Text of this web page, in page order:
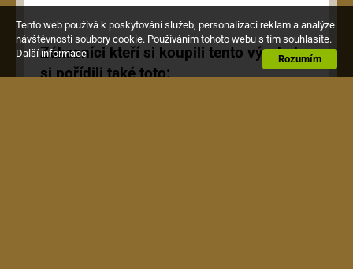
Zákazníci kteří si koupili tento výrobek,
si pořídili také toto:
Tento web používá k poskytování služeb, personalizaci reklam a analýze
návštěvnosti soubory cookie. Používáním tohoto webu s tím souhlasíte.
Rozumím
Další informace